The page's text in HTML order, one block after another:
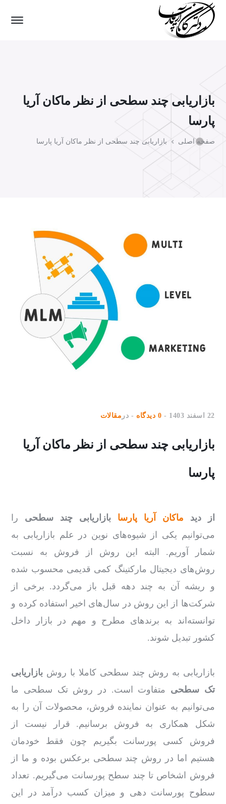
بازاریابی چند سطحی از نظر ماکان آریا
پارسا
صفحه اصلی بازاریابی چند سطحی از نظر ماکان آریا پارسا
22 اسفند 1403 0 دیدگاه در مقالات
بازاریابی چند سطحی از نظر ماکان آریا
پارسا
از دید ماکان آریا پارسا بازاریابی چند سطحی را
می‌توانیم یکی از شیوه‌های نوین در علم بازاریابی به
شمار آوریم. البته این روش از فروش به نسبت
روش‌های دیجیتال مارکتینگ کمی قدیمی محسوب شده
و ریشه آن به چند دهه قبل باز می‌گردد. برخی از
شرکت‌ها از این روش در سال‌های اخیر استفاده کرده و
توانسته‌اند به برندهای مطرح و مهم در بازار داخل
کشور تبدیل شوند.
بازاریابی به روش چند سطحی کاملا با روش بازاریابی
تک سطحی
متفاوت است. در روش تک سطحی ما
می‌توانیم به عنوان نماینده فروش، محصولات آن را به
شکل همکاری به فروش برسانیم. قرار نیست از
فروش کسی پورسانت بگیریم چون فقط خودمان
هستیم اما در روش چند سطحی برعکس بوده و ما از
فروش اشخاص تا چند سطح پورسانت می‌گیریم. تعداد
سطوح پورسانت دهی و میزان کسب درآمد در این